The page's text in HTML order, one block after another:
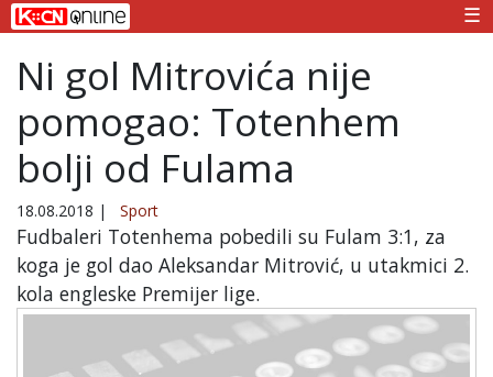
☰
Ni gol Mitrovića nije
pomogao: Totenhem
bolji od Fulama
18.08.2018 | Sport
Fudbaleri Totenhema pobedili su Fulam 3:1, za
koga je gol dao Aleksandar Mitrović, u utakmici 2.
kola engleske Premijer lige.